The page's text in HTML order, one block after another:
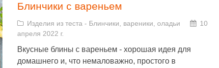
Блинчики с вареньем
Изделия из теста - Блинчики, вареники, оладьи
10
апреля 2022 г.
Вкусные блины с вареньем - хорошая идея для
домашнего и, что немаловажно, простого в